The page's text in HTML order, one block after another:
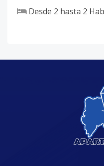
Desde 2 hasta 2